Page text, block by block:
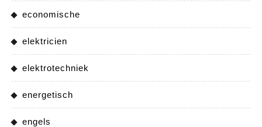
economische
elektricien
elektrotechniek
energetisch
engels